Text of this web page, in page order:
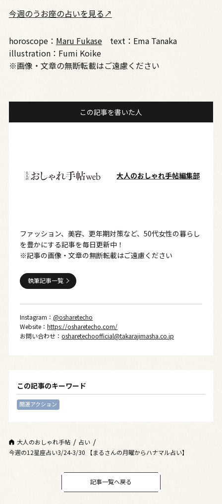
今週のうお座の占いを見る↗
horoscope： Maru Fukasetext：Ema Tanaka
illustration：Fumi Koike
※画像・文章の無断転載はご遠慮ください
この記事を書いた人
大人のおしゃれ手帖編集部
ファッション、美容、更年期対策など、50代女性の暮らし
を豊かにする記事を毎日更新中！
※記事の画像・文章の無断転載はご遠慮ください
執筆記事一覧
Instagram：@osharetecho
Website：https://osharetecho.com/
お問い合わせ：osharetechoofficial@takarajimasha.co.jp
この記事のキーワード
開運アクション
大人のおしゃれ手帖
占い
今週の12星座占い3/24-3/30 【まるさんの月曜からハナマル占い】
記事一覧へ戻る